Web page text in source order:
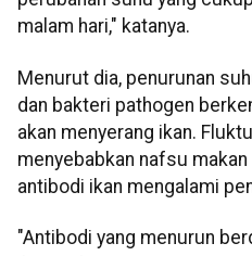
malam hari," katanya.
Menurut dia, penurunan
dan bakteri pathogen
akan menyerang ikan.
menyebabkan nafsu
antibodi ikan mengalami
"Antibodi yang menurun